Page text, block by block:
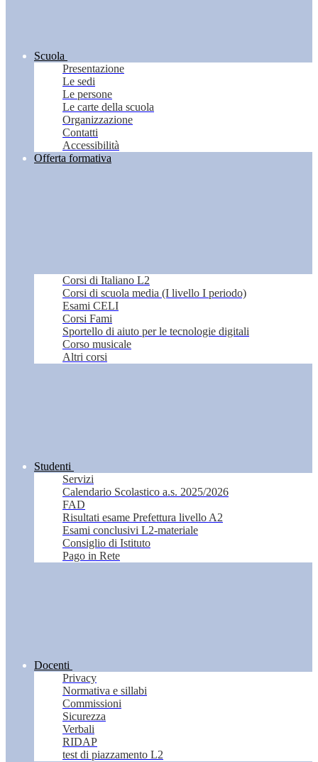
Scuola
Presentazione
Le sedi
Le persone
Le carte della scuola
Organizzazione
Contatti
Accessibilità
Offerta formativa
Corsi di Italiano L2
Corsi di scuola media (I livello I periodo)
Esami CELI
Corsi Fami
Sportello di aiuto per le tecnologie digitali
Corso musicale
Altri corsi
Studenti
Servizi
Calendario Scolastico a.s. 2025/2026
FAD
Risultati esame Prefettura livello A2
Esami conclusivi L2-materiale
Consiglio di Istituto
Pago in Rete
Docenti
Privacy
Normativa e sillabi
Commissioni
Sicurezza
Verbali
RIDAP
test di piazzamento L2